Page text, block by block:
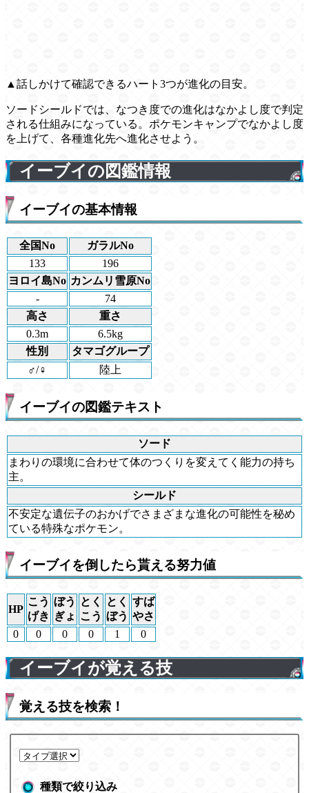
▲話しかけて確認できるハート3つが進化の目安。
ソードシールドでは、なつき度での進化はなかよし度で判定
される仕組みになっている。ポケモンキャンプでなかよし度
を上げて、各種進化先へ進化させよう。
イーブイの図鑑情報
イーブイの基本情報
全国No
ガラルNo
133
196
ヨロイ島No カンムリ雪原No
-
74
高さ
重さ
0.3m
6.5kg
性別
タマゴグループ
♂/♀
陸上
イーブイの図鑑テキスト
ソード
まわりの環境に合わせて体のつくりを変えてく能力の持ち
主。
シールド
不安定な遺伝子のおかげでさまざまな進化の可能性を秘め
ている特殊なポケモン。
イーブイを倒したら貰える努力値
HP
こう
げき
ぼう
ぎょ
とく
こう
とく
ぼう
すば
やさ
0
0 0 0 1 0
イーブイが覚える技
覚える技を検索！
種類で絞り込み